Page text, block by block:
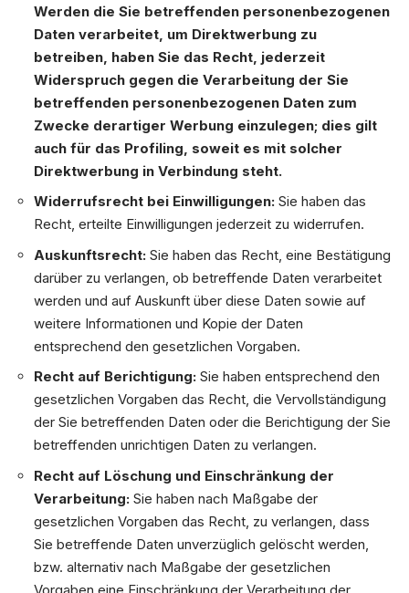
Werden die Sie betreffenden personenbezogenen
Daten verarbeitet, um Direktwerbung zu
betreiben, haben Sie das Recht, jederzeit
Widerspruch gegen die Verarbeitung der Sie
betreffenden personenbezogenen Daten zum
Zwecke derartiger Werbung einzulegen; dies gilt
auch für das Profiling, soweit es mit solcher
Direktwerbung in Verbindung steht.
Widerrufsrecht bei Einwilligungen: Sie haben das
Recht, erteilte Einwilligungen jederzeit zu widerrufen.
Auskunftsrecht: Sie haben das Recht, eine Bestätigung
darüber zu verlangen, ob betreffende Daten verarbeitet
werden und auf Auskunft über diese Daten sowie auf
weitere Informationen und Kopie der Daten
entsprechend den gesetzlichen Vorgaben.
Recht auf Berichtigung: Sie haben entsprechend den
gesetzlichen Vorgaben das Recht, die Vervollständigung
der Sie betreffenden Daten oder die Berichtigung der Sie
betreffenden unrichtigen Daten zu verlangen.
Recht auf Löschung und Einschränkung der
Verarbeitung: Sie haben nach Maßgabe der
gesetzlichen Vorgaben das Recht, zu verlangen, dass
Sie betreffende Daten unverzüglich gelöscht werden,
bzw. alternativ nach Maßgabe der gesetzlichen